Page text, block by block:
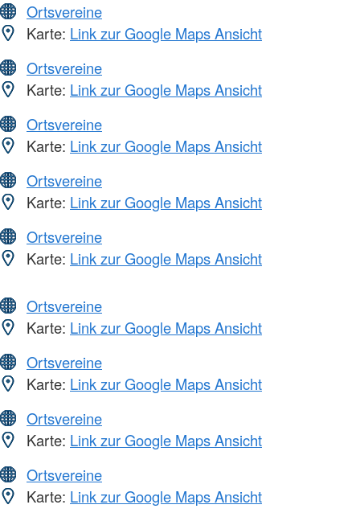
Ortsvereine
Karte: Link zur Google Maps Ansicht
Ortsvereine
Karte: Link zur Google Maps Ansicht
Ortsvereine
Karte: Link zur Google Maps Ansicht
Ortsvereine
Karte: Link zur Google Maps Ansicht
Ortsvereine
Karte: Link zur Google Maps Ansicht
Ortsvereine
Karte: Link zur Google Maps Ansicht
Ortsvereine
Karte: Link zur Google Maps Ansicht
Ortsvereine
Karte: Link zur Google Maps Ansicht
Ortsvereine
Karte: Link zur Google Maps Ansicht